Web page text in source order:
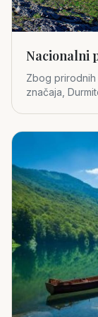
Nacionalni
Zbog
značaja,